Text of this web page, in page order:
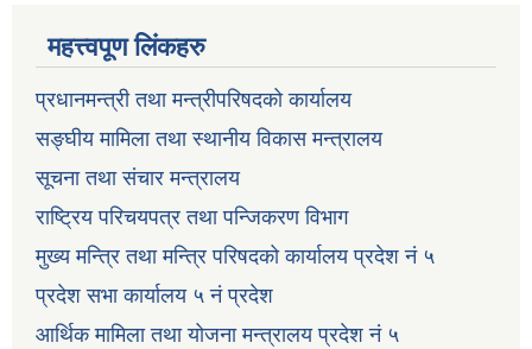
महत्त्वपूण लिंकहरु
प्रधानमन्त्री तथा मन्त्रीपरिषदको कार्यालय
सङ्घीय मामिला तथा स्थानीय विकास मन्त्रालय
सूचना तथा संचार मन्त्रालय
राष्ट्रिय परिचयपत्र तथा पन्जिकरण विभाग
मुख्य मन्त्रि तथा मन्त्रि परिषदको कार्यालय प्रदेश नं ५
प्रदेश सभा कार्यालय ५ नं प्रदेश
आर्थिक मामिला तथा योजना मन्त्रालय प्रदेश नं ५